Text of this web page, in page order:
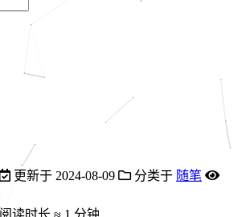
更新于 2024-08-09 分类于 随笔
阅读时长 ≈ 1 分钟